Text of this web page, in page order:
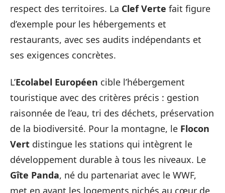
respect des territoires. La Clef Verte fait figure
d’exemple pour les hébergements et
restaurants, avec ses audits indépendants et
ses exigences concrètes.
L’Ecolabel Européen cible l’hébergement
touristique avec des critères précis : gestion
raisonnée de l’eau, tri des déchets, préservation
de la biodiversité. Pour la montagne, le Flocon
Vert distingue les stations qui intègrent le
développement durable à tous les niveaux. Le
Gîte Panda, né du partenariat avec le WWF,
met en avant les logements nichés au cœur de